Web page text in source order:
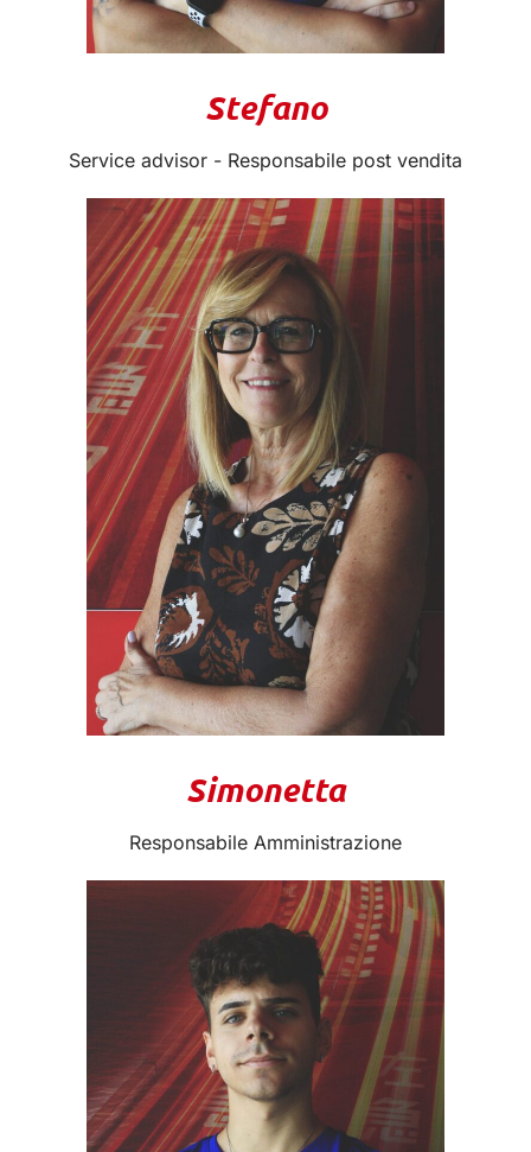
Stefano
Service advisor - Responsabile post vendita
Simonetta
Responsabile Amministrazione